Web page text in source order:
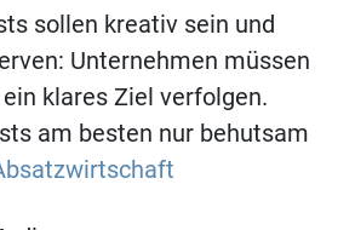
sollen kreativ sein und
Unternehmen müssen
klares Ziel verfolgen.
am besten nur behutsam